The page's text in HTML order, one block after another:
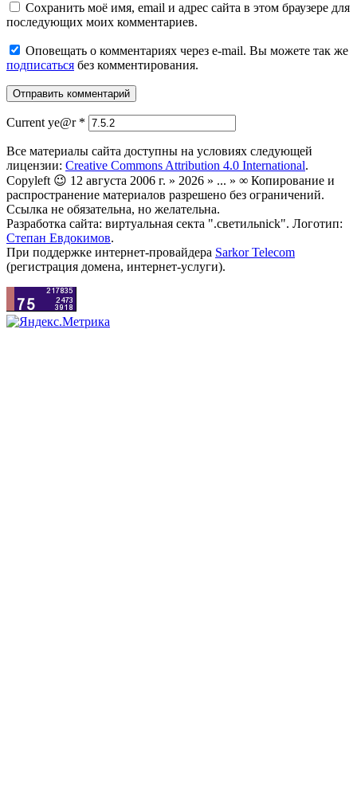
Сохранить моё имя, email и адрес сайта в этом браузере для
последующих моих комментариев.
Оповещать о комментариях через e-mail. Вы можете так же
подписаться без комментирования.
Current ye@r *
Все материалы сайта доступны на условиях следующей
лицензии: Creative Commons Attribution 4.0 International.
Copyleft 😉 12 августа 2006 г. » 2026 » ... » ∞ Копирование и
распространение материалов разрешено без ограничений.
Ссылка не обязательна, но желательна.
Разработка сайта: виртуальная секта ".светильnick". Логотип:
Степан Евдокимов.
При поддержке интернет-провайдера Sarkor Telecom
(регистрация домена, интернет-услуги).